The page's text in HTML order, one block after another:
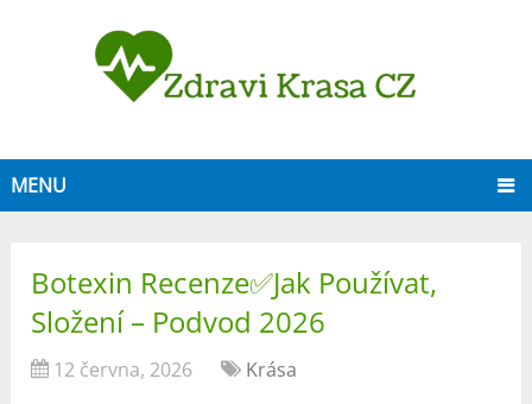
MENU
Botexin Recenze✅Jak Používat,
Složení – Podvod 2026
12 června, 2026
Krása